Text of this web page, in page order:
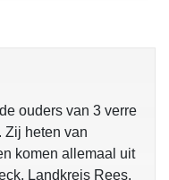
ouders van 3 verre
Zij heten van
komen allemaal uit
Landkreis Rees.